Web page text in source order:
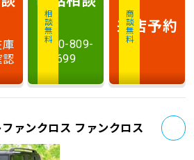
相談無料
0120-809-
699
商談無料
来店予約
ァンクロス ファンクロス